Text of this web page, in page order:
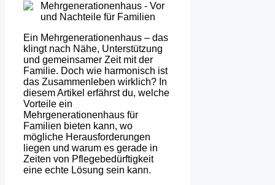
Ein Mehrgenerationenhaus – das
klingt nach Nähe, Unterstützung
und gemeinsamer Zeit mit der
Familie. Doch wie harmonisch ist
das Zusammenleben wirklich? In
diesem Artikel erfährst du, welche
Vorteile ein
Mehrgenerationenhaus für
Familien bieten kann, wo
mögliche Herausforderungen
liegen und warum es gerade in
Zeiten von Pflegebedürftigkeit
eine echte Lösung sein kann.